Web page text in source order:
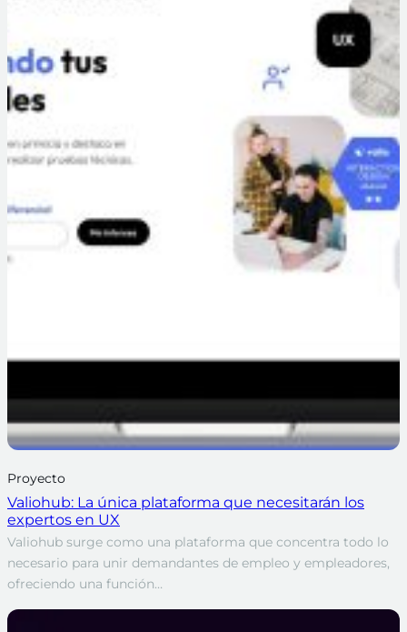
Proyecto
Valiohub: La única plataforma que necesitarán los
expertos en UX
Valiohub surge como una plataforma que concentra todo lo
necesario para unir demandantes de empleo y empleadores,
ofreciendo una función…